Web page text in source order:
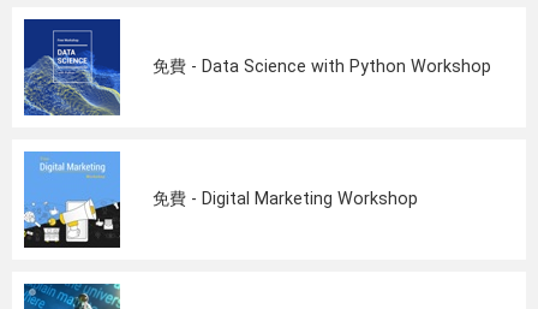
免費 - Data Science with Python Workshop
免費 - Digital Marketing Workshop